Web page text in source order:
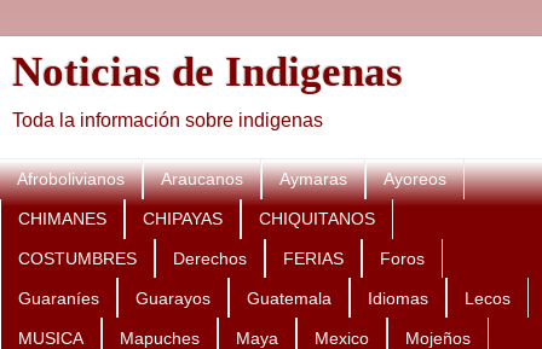
Noticias de Indigenas
Toda la información sobre indigenas
Afrobolivianos Araucanos Aymaras Ayoreos
CHIMANES CHIPAYAS CHIQUITANOS
COSTUMBRES Derechos FERIAS Foros
Guaraníes Guarayos Guatemala Idiomas Lecos
MUSICA Mapuches Maya Mexico Mojeños